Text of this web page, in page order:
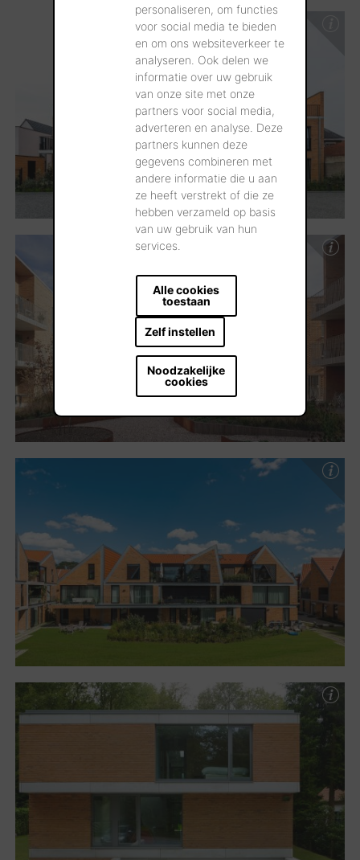
personaliseren, om functies
voor social media te bieden
en om ons websiteverkeer te
analyseren. Ook delen we
informatie over uw gebruik
van onze site met onze
partners voor social media,
adverteren en analyse. Deze
partners kunnen deze
gegevens combineren met
andere informatie die u aan
ze heeft verstrekt of die ze
hebben verzameld op basis
van uw gebruik van hun
services.
Alle cookies
toestaan
Zelf instellen
Noodzakelijke
cookies